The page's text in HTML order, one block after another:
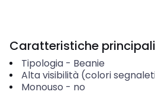
Caratteristiche principali
Tipologia- Beanie
Alta visibilità (colori
Monouso - no